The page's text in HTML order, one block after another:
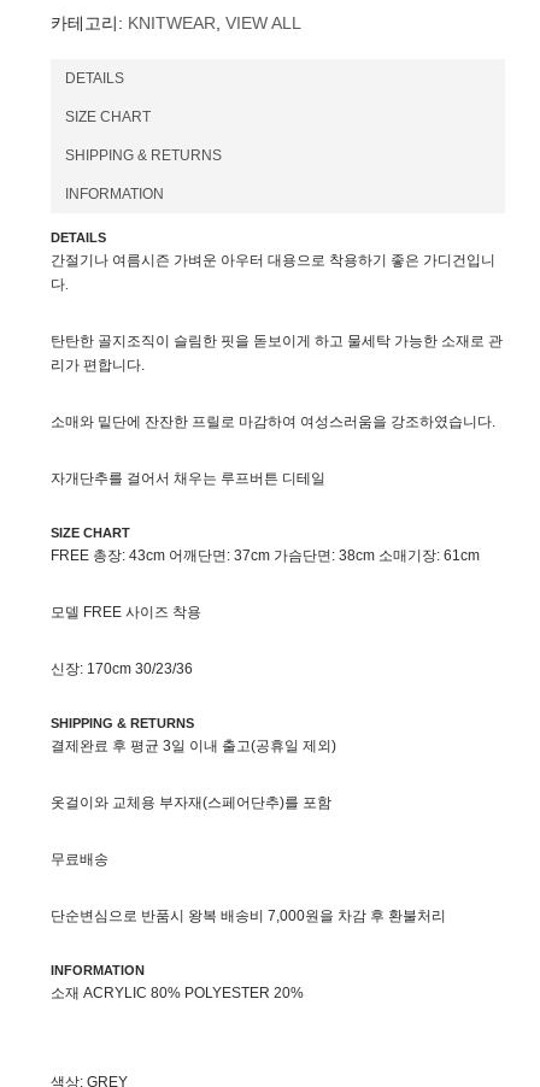
카테고리: KNITWEAR VIEW ALL
DETAILS
SIZE CHART
SHIPPING & RETURNS
INFORMATION
DETAILS
간절기나 여름시즌 가벼운 아우터 대용으로 착용하기 좋은 가디건입니
다.
탄탄한 골지조직이 슬림한 핏을 돋보이게 하고 물세탁 가능한 소재로 관
리가 편합니다.
소매와 밑단에 잔잔한 프릴로 마감하여 여성스러움을 강조하였습니다.
자개단추를 걸어서 채우는 루프버튼 디테일
SIZE CHART
FREE 총장: 43cm 어깨단면: 37cm 가슴단면: 38cm 소매기장: 61cm
모델 FREE 사이즈 착용
신장: 170cm 30/23/36
SHIPPING & RETURNS
결제완료 후 평균 3일 이내 출고(공휴일 제외)
옷걸이와 교체용 부자재(스페어단추)를 포함
무료배송
단순변심으로 반품시 왕복 배송비 7,000원을 차감 후 환불처리
INFORMATION
소재 ACRYLIC 80% POLYESTER 20%
색상: GREY